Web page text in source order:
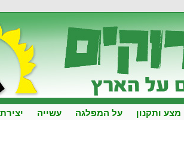
מצע ותקנון על המפלגה עשייה